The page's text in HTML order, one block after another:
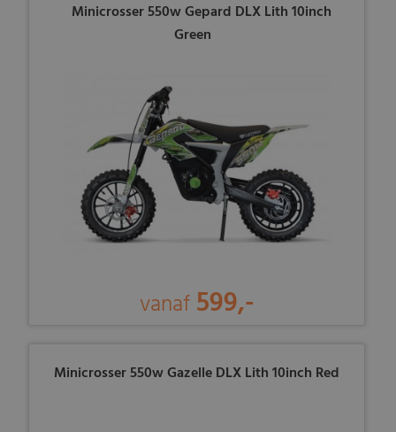
Minicrosser 550w Gepard DLX Lith 10inch
Green
vanaf 599,-
Minicrosser 550w Gazelle DLX Lith 10inch Red